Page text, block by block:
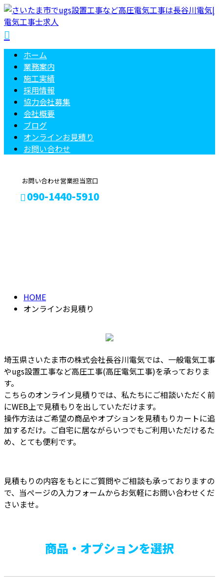
ホーム
業務案内
施工実績
採用情報
協力会社募集
会社概要
ブログ
オンラインお見積り
お問い合わせ
お問い合わせ営業担当窓口
090-1440-5910
HOME
オンラインお見積り
埼玉県さいたま市の株式会社長谷川電気では、一般電気工事
やugs設置工事など高圧工事(高圧電気工事)を承っておりま
す。
こちらのオンライン見積りでは、私たちにご相談いただく前
にWEB上で見積もりを出していただけます。
操作方法はご希望の商品やオプションを見積もりカートに追
加するだけ。ご自宅に居ながらいつでもご利用いただけるた
め、とても便利です。
見積もりの内容をもとにご質問やご相談も承っておりますの
で、当ぺージの入力フォームからお気軽にお問い合わせくだ
さいませ。
商品・オプションを選択